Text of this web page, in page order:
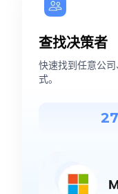
查找决策者
快速找到任意公
式。